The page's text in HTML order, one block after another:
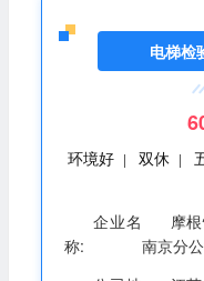
电梯检
环境好 | 双休 |
企业名
称:
摩
南京分